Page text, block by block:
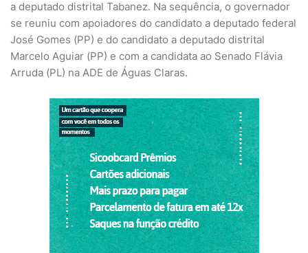
a deputado distrital Tabanez. Na sequência, o governador
se reuniu com apoiadores do candidato a deputado federal
José Gomes (PP) e do candidato a deputado distrital
Marcelo Aguiar (PP) e com a candidata ao Senado Flávia
Arruda (PL) na ADE de Águas Claras.